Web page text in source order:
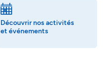
Découvrir nos activités
et événements